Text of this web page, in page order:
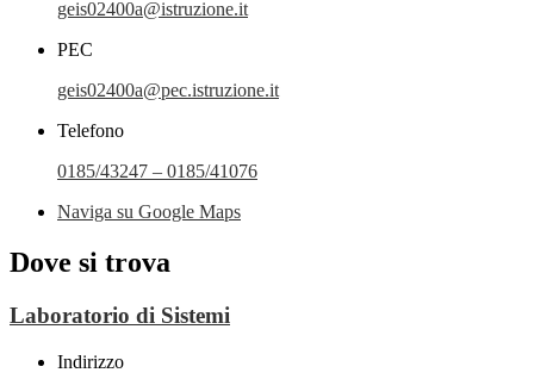
geis02400a@istruzione.it
PEC
geis02400a@pec.istruzione.it
Telefono
0185/43247 – 0185/41076
Naviga su Google Maps
Dove si trova
Laboratorio di Sistemi
Indirizzo